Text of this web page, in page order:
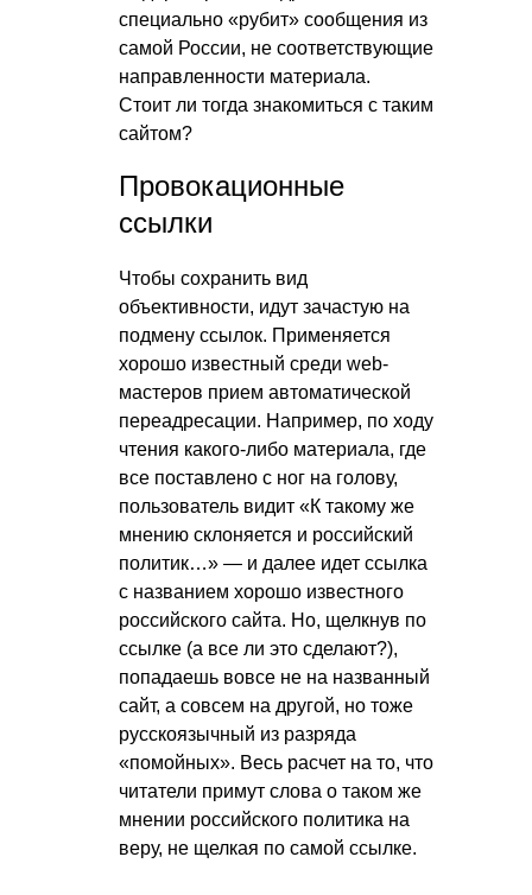
специально «рубит» сообщения из
самой России, не соответствующие
направленности материала.
Стоит ли тогда знакомиться с таким
сайтом?
Провокационные
ссылки
Чтобы сохранить вид
объективности, идут зачастую на
подмену ссылок. Применяется
хорошо известный среди web-
мастеров прием автоматической
переадресации. Например, по ходу
чтения какого-либо материала, где
все поставлено с ног на голову,
пользователь видит «К такому же
мнению склоняется и российский
политик…» — и далее идет ссылка
с названием хорошо известного
российского сайта. Но, щелкнув по
ссылке (а все ли это сделают?),
попадаешь вовсе не на названный
сайт, а совсем на другой, но тоже
русскоязычный из разряда
«помойных». Весь расчет на то, что
читатели примут слова о таком же
мнении российского политика на
веру, не щелкая по самой ссылке.